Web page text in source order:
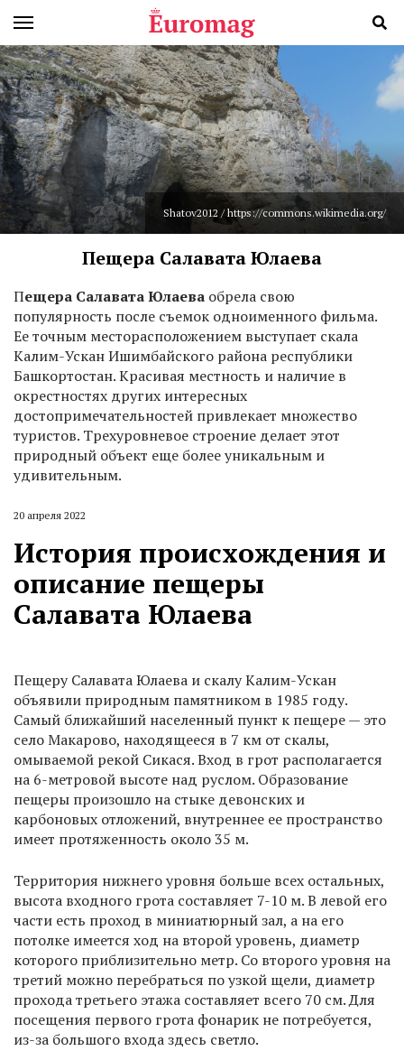
Shatov2012 / https://commons.wikimedia.org/
Пещера Салавата Юлаева
Пещера Салавата Юлаева обрела свою
популярность после съемок одноименного фильма.
Ее точным месторасположением выступает скала
Калим-Ускан Ишимбайского района республики
Башкортостан. Красивая местность и наличие в
окрестностях других интересных
достопримечательностей привлекает множество
туристов. Трехуровневое строение делает этот
природный объект еще более уникальным и
удивительным.
20 апреля 2022
История происхождения и
описание пещеры
Салавата Юлаева
Пещеру Салавата Юлаева и скалу Калим-Ускан
объявили природным памятником в 1985 году.
Самый ближайший населенный пункт к пещере — это
село Макарово, находящееся в 7 км от скалы,
омываемой рекой Сикася. Вход в грот располагается
на 6-метровой высоте над руслом. Образование
пещеры произошло на стыке девонских и
карбоновых отложений, внутреннее ее пространство
имеет протяженность около 35 м.
Территория нижнего уровня больше всех остальных,
высота входного грота составляет 7-10 м. В левой его
части есть проход в миниатюрный зал, а на его
потолке имеется ход на второй уровень, диаметр
которого приблизительно метр. Со второго уровня на
третий можно перебраться по узкой щели, диаметр
прохода третьего этажа составляет всего 70 см. Для
посещения первого грота фонарик не потребуется,
из-за большого входа здесь светло.